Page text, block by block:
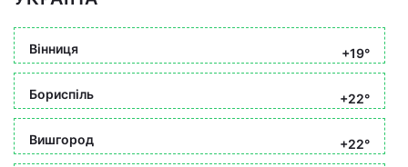
Вінниця +19°
Бориспіль +22°
Вишгород +22°